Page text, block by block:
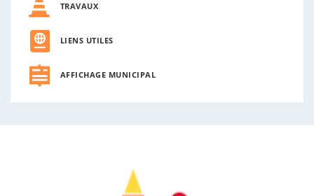
TRAVAUX
LIENS UTILES
AFFICHAGE MUNICIPAL